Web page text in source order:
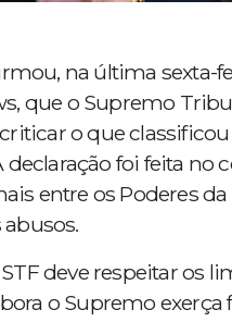
na última sexta-
que o Supremo
o que
foi feita no
entre os Poderes da
deve respeitar os
o Supremo